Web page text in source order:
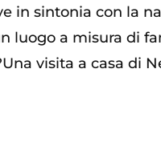
in sintonia con la
luogo a misura di
visita a casa di